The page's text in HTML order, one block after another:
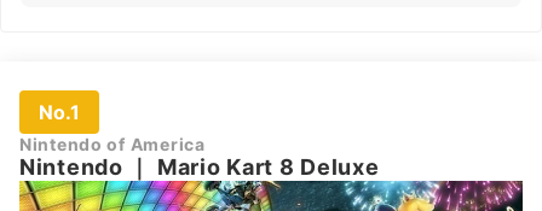
No.1
Nintendo of America
Nintendo ｜ Mario Kart 8 Deluxe